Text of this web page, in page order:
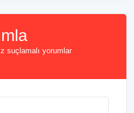
suçlamalı yorumlar